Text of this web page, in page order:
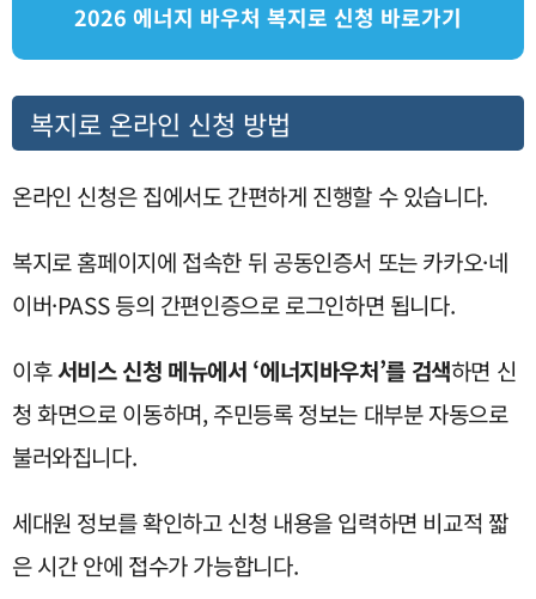
2026 에너지 바우처 복지로 신청 바로가기
복지로 온라인 신청 방법
온라인 신청은 집에서도 간편하게 진행할 수 있습니다.
복지로 홈페이지에 접속한 뒤 공동인증서 또는 카카오·네
이버·PASS 등의 간편인증으로 로그인하면 됩니다.
이후서비스 신청 메뉴에서 ‘에너지바우처’를 검색하면 신
청 화면으로 이동하며, 주민등록 정보는 대부분 자동으로
불러와집니다.
세대원 정보를 확인하고 신청 내용을 입력하면 비교적 짧
은 시간 안에 접수가 가능합니다.